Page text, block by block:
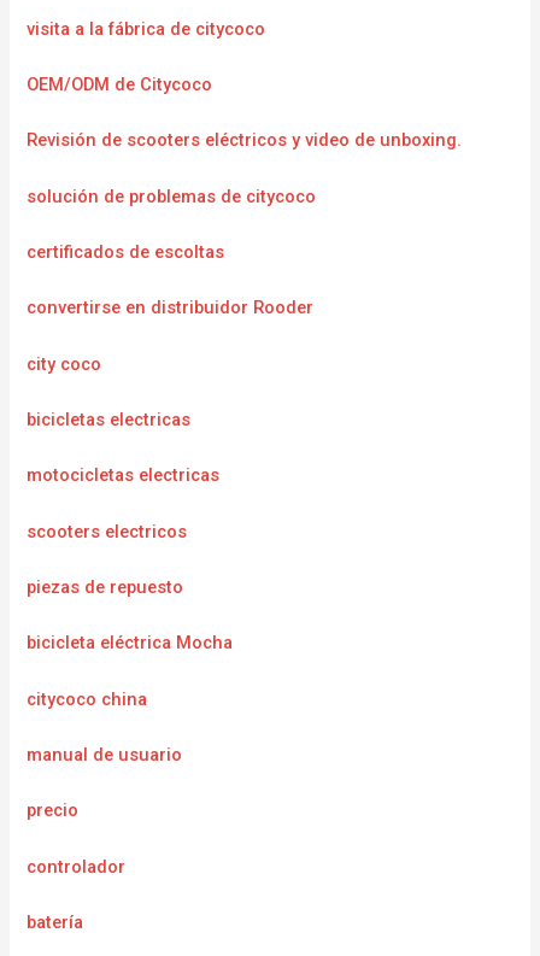
visita a la fábrica de citycoco
OEM/ODM de Citycoco
Revisión de scooters eléctricos y video de unboxing.
solución de problemas de citycoco
certificados de escoltas
convertirse en distribuidor Rooder
city coco
bicicletas electricas
motocicletas electricas
scooters electricos
piezas de repuesto
bicicleta eléctrica Mocha
citycoco china
manual de usuario
precio
controlador
batería